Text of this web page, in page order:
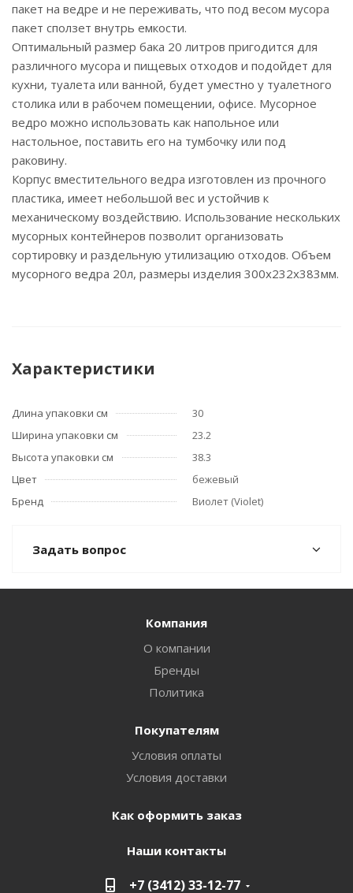
пакет на ведре и не переживать, что под весом мусора
пакет сползет внутрь емкости.
Оптимальный размер бака 20 литров пригодится для
различного мусора и пищевых отходов и подойдет для
кухни, туалета или ванной, будет уместно у туалетного
столика или в рабочем помещении, офисе. Мусорное
ведро можно использовать как напольное или
настольное, поставить его на тумбочку или под
раковину.
Корпус вместительного ведра изготовлен из прочного
пластика, имеет небольшой вес и устойчив к
механическому воздействию. Использование нескольких
мусорных контейнеров позволит организовать
сортировку и раздельную утилизацию отходов. Объем
мусорного ведра 20л, размеры изделия 300х232х383мм.
Характеристики
Длина упаковки см
30
Ширина упаковки см
23.2
Высота упаковки см
38.3
Цвет
бежевый
Бренд
Виолет (Violet)
Задать вопрос
Компания
О компании
Бренды
Политика
Покупателям
Условия оплаты
Условия доставки
Как оформить заказ
Наши контакты
+7 (3412) 33-12-77